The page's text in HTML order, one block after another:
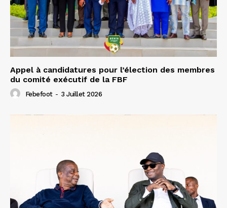
Appel à candidatures pour l’élection des membres
du comité exécutif de la FBF
Febefoot - 3 Juillet 2026